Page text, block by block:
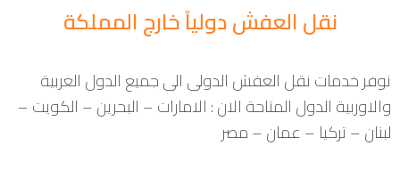
نقل العفش دولياً خارج المملكة
نوفر خدمات نقل العفش الدولى الى جميع الدول العربية
والاوربية الدول المتاحة الان : الامارات – البحرين – الكويت –
لبنان – تركيا – عمان – مصر